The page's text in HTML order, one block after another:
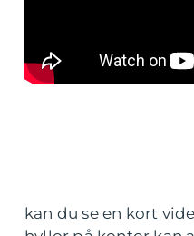
kan du se en kort